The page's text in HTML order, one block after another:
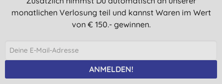
13.06.2020
01.01.2020
Super!
monatlichen Verlosung teil und kannst Waren im Wert
von € 150.- gewinnen.
ANMELDEN!